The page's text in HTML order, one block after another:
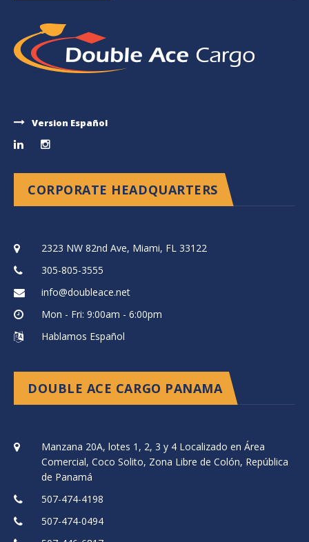
Version Español
CORPORATE HEADQUARTERS
2323 NW 82nd Ave, Miami, FL 33122
305-805-3555
info@doubleace.net
Mon - Fri: 9:00am - 6:00pm
Hablamos Español
DOUBLE ACE CARGO PANAMA
Manzana 20A, lotes 1, 2, 3 y 4 Localizado en Área
Comercial, Coco Solito, Zona Libre de Colón, República
de Panamá
507-474-4198
507-474-0494